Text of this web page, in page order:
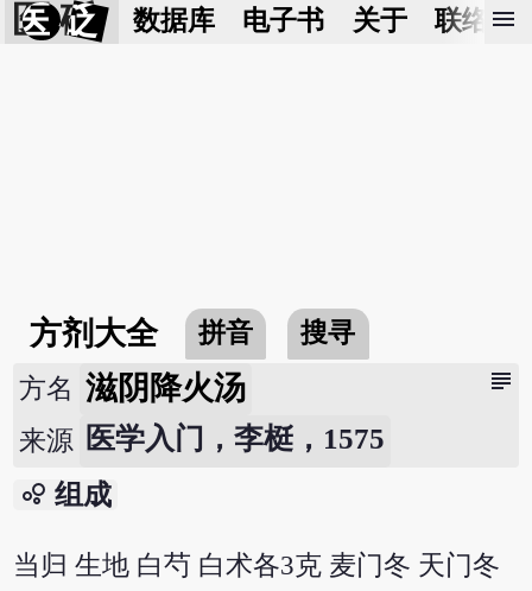
医 砭 数据库 电子书 关于 联络我
menu
方剂大全 拼音 搜寻
subject
方名 滋阴降火汤
来源 医学入门，李梃，1575
bubble_chart 组成
当归 生地 白芍 白术各3克 麦门冬 天门冬